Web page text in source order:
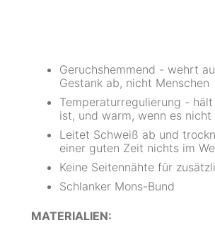
Geruchshemmend - wehrt
Gestank ab, nicht Menschen
Temperaturregulierung -
ist, und warm, wenn es nicht
Leitet Schweiß ab und
einer guten Zeit nichts im
Keine Seitennähte für
Schlanker Mons-Bund
MATERIALIEN: